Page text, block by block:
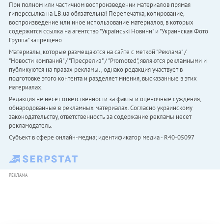
При полном или частичном воспроизведении материалов прямая
гиперссылка на LB.ua обязательна! Перепечатка, копирование,
воспроизведение или иное использование материалов, в которых
содержится ссылка на агентство "Українськi Новини" и "Украинская Фото
Группа" запрещено.
Материалы, которые размещаются на сайте с меткой "Реклама" /
"Новости компаний" / "Пресрелиз" / "Promoted", являются рекламными и
публикуются на правах рекламы. , однако редакция участвует в
подготовке этого контента и разделяет мнения, высказанные в этих
материалах.
Редакция не несет ответственности за факты и оценочные суждения,
обнародованные в рекламных материалах. Согласно украинскому
законодательству, ответственность за содержание рекламы несет
рекламодатель.
Субъект в сфере онлайн-медиа; идентификатор медиа - R40-05097
РЕКЛАМА